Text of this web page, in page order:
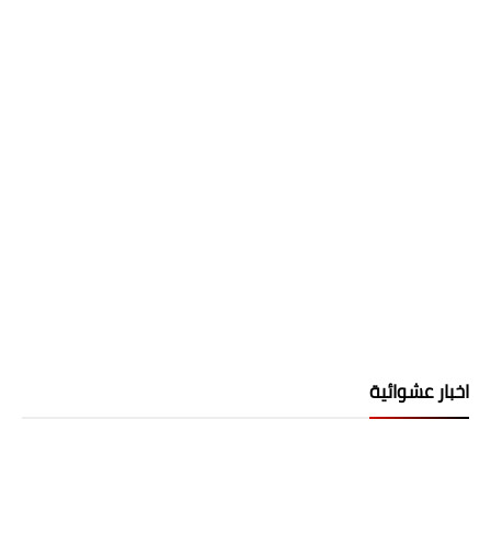
اخبار عشوائية